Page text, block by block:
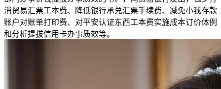
消贸易汇票工本费、降低银行承兑汇票手续费、减免小我存款
账户对账单打印费、对平安认证东西工本费实施成本订价体例
和分析提拔信用卡办事质效等。